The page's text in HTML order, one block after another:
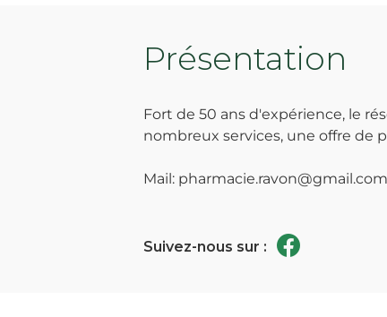
Présentation
Fort de 50 ans d'expérience, le
nombreux services, une offre de
Mail: pharmacie.ravon@gmail.com
Suivez-nous sur :